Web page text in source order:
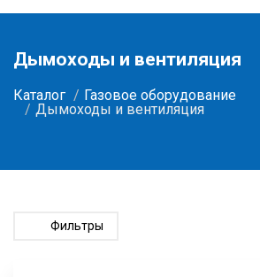
Дымоходы и вентиляция
Каталог
Газовое оборудование
Дымоходы и вентиляция
Фильтры